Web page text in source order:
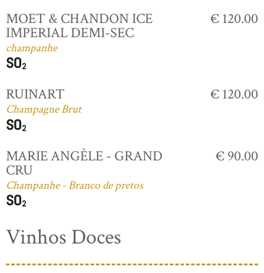
MOET & CHANDON ICE
IMPERIAL DEMI-SEC
champanhe
€ 120.00
RUINART
Champagne Brut
€ 120.00
MARIE ANGÈLE - GRAND
CRU
Champanhe - Branco de pretos
€ 90.00
Vinhos Doces